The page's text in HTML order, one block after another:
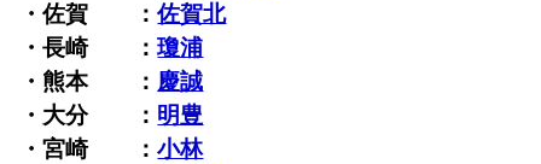
・佐賀 ：佐賀北
・長崎 ：瓊浦
・熊本 ： 慶誠
・大分 ： 明豊
・宮崎 ：小林